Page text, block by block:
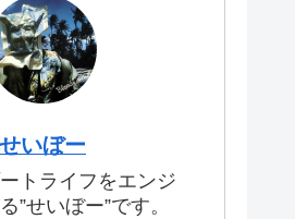
せいぼー
トライフをエンジ
”せいぼー”です。